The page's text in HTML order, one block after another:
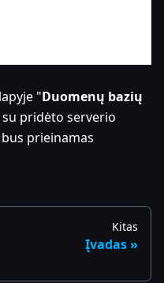
"Duomenų bazių
pridėto serverio
prieinamas
Kitas
Įvadas